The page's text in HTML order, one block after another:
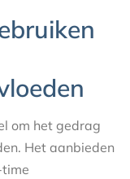
om het gedrag
Het aanbieden